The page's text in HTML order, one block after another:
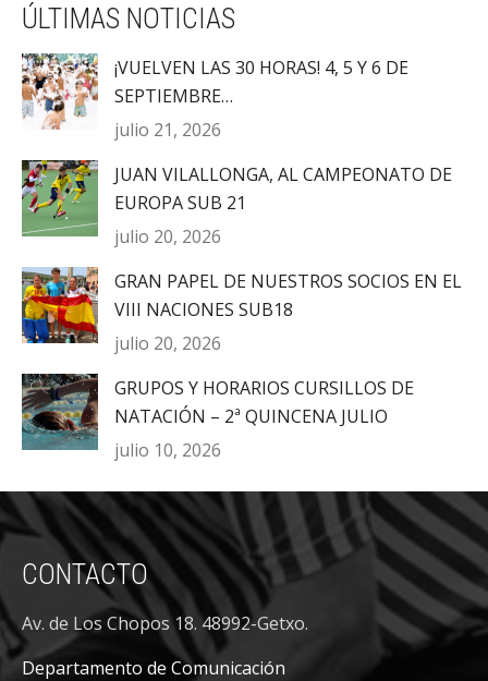
ÚLTIMAS NOTICIAS
¡VUELVEN LAS 30 HORAS! 4, 5 Y 6 DE
SEPTIEMBRE…
julio 21, 2026
JUAN VILALLONGA, AL CAMPEONATO DE
EUROPA SUB 21
julio 20, 2026
GRAN PAPEL DE NUESTROS SOCIOS EN EL
VIII NACIONES SUB18
julio 20, 2026
GRUPOS Y HORARIOS CURSILLOS DE
NATACIÓN – 2ª QUINCENA JULIO
julio 10, 2026
CONTACTO
Av. de Los Chopos 18. 48992-Getxo.
Departamento de Comunicación